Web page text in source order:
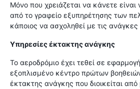
Μόνο που χρειάζεται να κάνετε
από το γραφείο εξυπηρέτησης των
κάποιος να ασχοληθεί με τις
Υπηρεσίες έκτακτης ανάγκης
Το αεροδρόμιο έχει τεθεί σε
εξοπλισμένο κέντρο πρώτων
έκτακτης ανάγκης που διοικείται